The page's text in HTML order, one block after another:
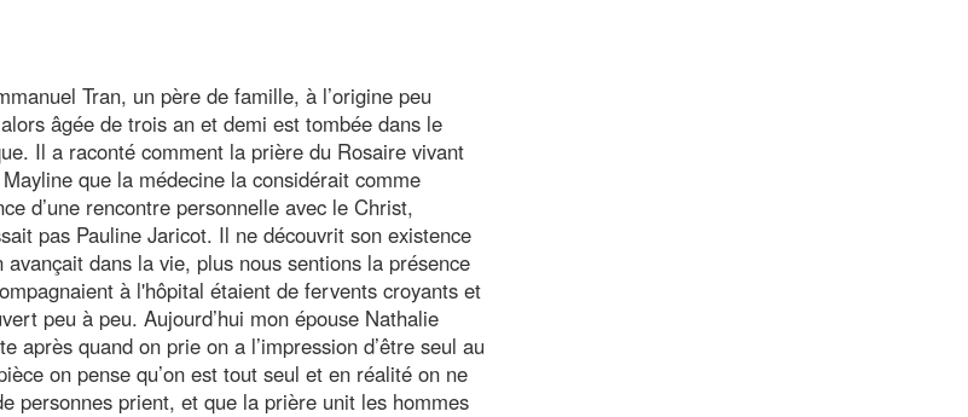
Tran, un père de famille, à l’origine peu
âgée de trois an et demi est tombée dans le
Il a raconté comment la prière du Rosaire vivant
que la médecine la considérait comme
d’une rencontre personnelle avec le Christ,
pas Pauline Jaricot. Il ne découvrit son existence
dans la vie, plus nous sentions la présence
à l'hôpital étaient de fervents croyants et
peu à peu. Aujourd’hui mon épouse Nathalie
quand on prie on a l’impression d’être seul au
on pense qu’on est tout seul et en réalité on ne
personnes prient, et que la prière unit les hommes